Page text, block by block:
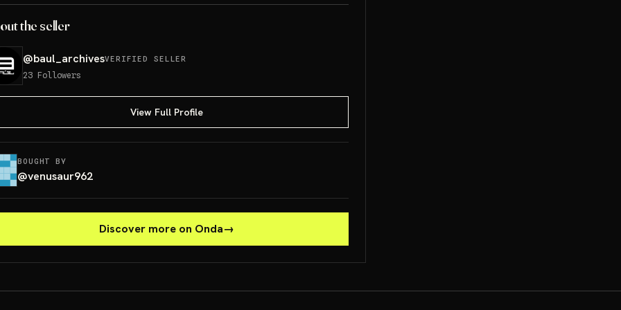
the seller
@baul_archivesVERIFIED SELLER
23 Followers
View Full Profile
BOUGHT BY
@venusaur962
Discover more on Onda→